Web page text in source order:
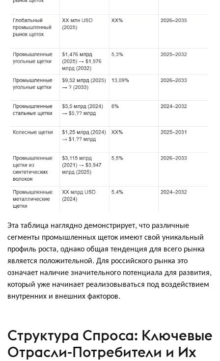
Эта таблица наглядно демонстрирует, что различные
сегменты промышленных щеток имеют свой уникальный
профиль роста, однако общая тенденция для всего рынка
является положительной. Для российского рынка это
означает наличие значительного потенциала для развития,
который уже начинает реализовываться под воздействием
внутренних и внешних факторов.
Структура Спроса: Ключевые
Отрасли-Потребители и Их